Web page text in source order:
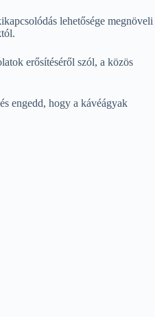
lehetősége megnöveli
erősítéséről szól, a közös
engedd, hogy a kávéágyak